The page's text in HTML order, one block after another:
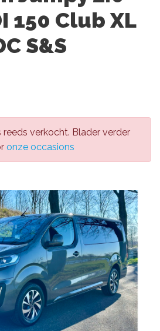
150 Club XL
S&S
reeds verkocht. Blader verder
onze occasions